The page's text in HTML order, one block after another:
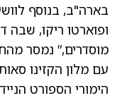
בארה"ב, בנוסף
ופוארטו ריקו, שבה
מוסדרים,” נמסר
עם מלון הקזינו
הימורי הספורט